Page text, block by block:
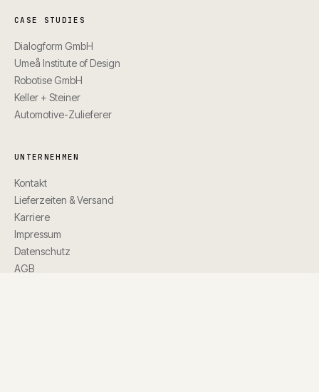
CASE STUDIES
Dialogform GmbH
Umeå Institute of Design
Robotise GmbH
Keller + Steiner
Automotive-Zulieferer
UNTERNEHMEN
Kontakt
Lieferzeiten & Versand
Karriere
Impressum
Datenschutz
AGB